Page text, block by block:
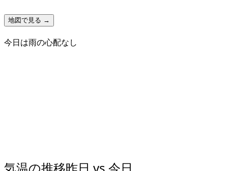
地図で見る →
今日は雨の心配なし